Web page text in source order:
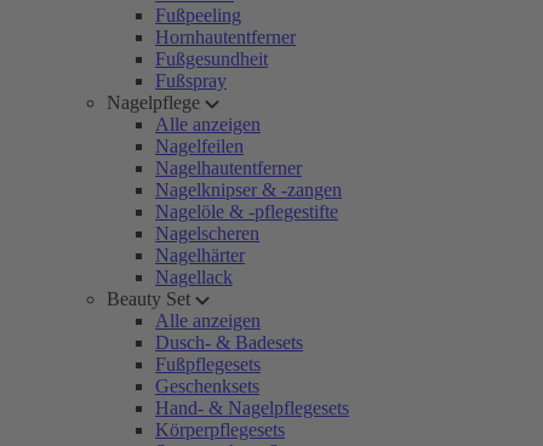
Fußpeeling
Hornhautentferner
Fußgesundheit
Fußspray
Nagelpflege
Alle anzeigen
Nagelfeilen
Nagelhautentferner
Nagelknipser & -zangen
Nagelöle & -pflegestifte
Nagelscheren
Nagelhärter
Nagellack
Beauty Set
Alle anzeigen
Dusch- & Badesets
Fußpflegesets
Geschenksets
Hand- & Nagelpflegesets
Körperpflegesets